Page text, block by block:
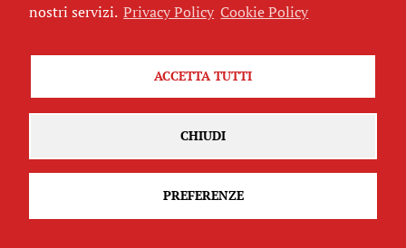
di guerra
nostri servizi. Privacy Policy Cookie Policy
ACCETTA TUTTI
CHIUDI
PREFERENZE